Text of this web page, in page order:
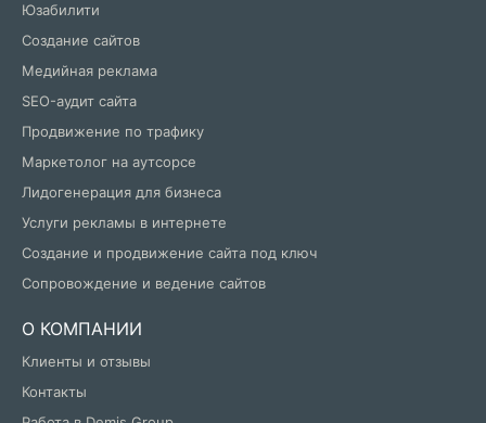
Юзабилити
Создание сайтов
Медийная реклама
SEO-аудит сайта
Продвижение по трафику
Маркетолог на аутсорсе
Лидогенерация для бизнеса
Услуги рекламы в интернете
Создание и продвижение сайта под ключ
Сопровождение и ведение сайтов
О КОМПАНИИ
Клиенты и отзывы
Контакты